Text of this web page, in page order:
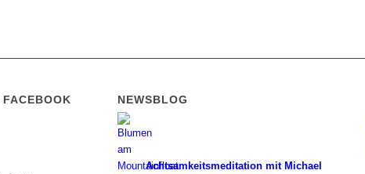
NEWSBLOG
Achtsamkeitsmeditation mit Michael